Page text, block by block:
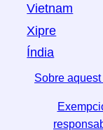
Vietnam
Xipre
Índia
Sobre